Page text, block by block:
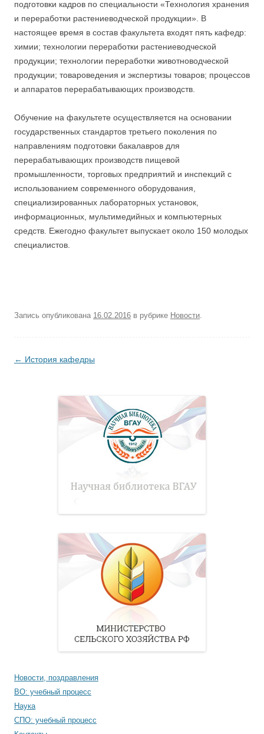
подготовки кадров по специальности «Технология хранения
и переработки растениеводческой продукции». В
настоящее время в состав факультета входят пять кафедр:
химии; технологии переработки растениеводческой
продукции; технологии переработки животноводческой
продукции; товароведения и экспертизы товаров; процессов
и аппаратов перерабатывающих производств.
Обучение на факультете осуществляется на основании
государственных стандартов третьего поколения по
направлениям подготовки бакалавров для
перерабатывающих производств пищевой
промышленности, торговых предприятий и инспекций с
использованием современного оборудования,
специализированных лабораторных установок,
информационных, мультимедийных и компьютерных
средств. Ежегодно факультет выпускает около 150 молодых
специалистов.
Запись опубликована 16.02.2016 в рубрике Новости.
Навигация по записям
← История кафедры
Новости, поздравления
ВО: учебный процесс
Наука
СПО: учебный процесс